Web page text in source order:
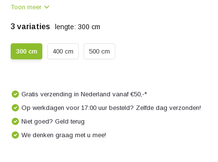
Toon meer
3 variaties lengte: 300 cm
300 cm 400 cm 500 cm
Gratis verzending in Nederland vanaf €50,-*
Op werkdagen voor 17:00 uur besteld? Zelfde dag verzonden!
Niet goed? Geld terug
We denken graag met u mee!